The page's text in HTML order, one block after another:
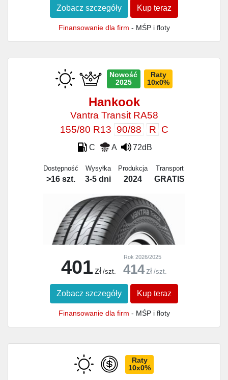
Zobacz szczegóły Kup teraz
Finansowanie dla firm - MŚP i floty
Nowość
2025
Raty
10x0%
Hankook
Vantra Transit RA58
155/80 R13 90/88 R C
C A 72dB
Dostępność
>16 szt.
Wysyłka
3-5 dni
Produkcja
2024
Transport
GRATIS
401 zł /szt.
Rok 2026/2025
414 zł /szt.
Zobacz szczegóły Kup teraz
Finansowanie dla firm - MŚP i floty
Raty
10x0%